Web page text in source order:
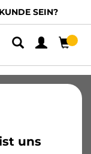
SEIN?
uns